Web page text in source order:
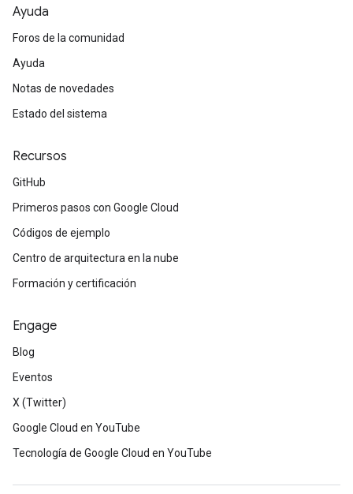
Ayuda
Foros de la comunidad
Ayuda
Notas de novedades
Estado del sistema
Recursos
GitHub
Primeros pasos con Google Cloud
Códigos de ejemplo
Centro de arquitectura en la nube
Formación y certificación
Engage
Blog
Eventos
X (Twitter)
Google Cloud en YouTube
Tecnología de Google Cloud en YouTube